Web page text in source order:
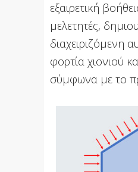
εξαιρετική
μελετητές,
διαχειριζόμενη
φορτία χιονιού
σύμφωνα με το